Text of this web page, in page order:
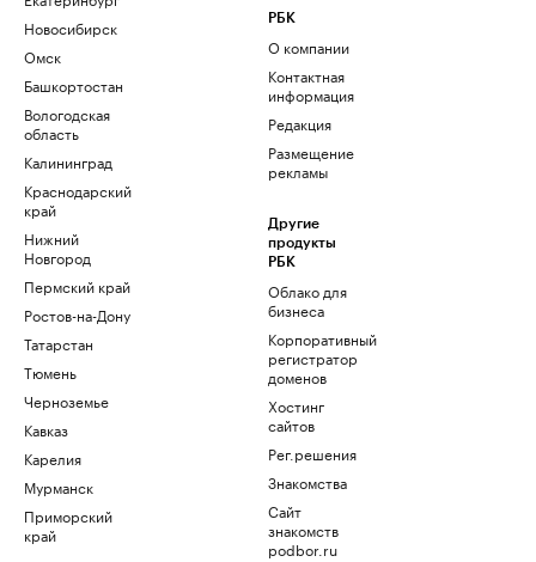
Новосибирск
Омск
Башкортостан
Вологодская
область
Калининград
Краснодарский
край
Нижний
Новгород
Пермский край
Ростов-на-Дону
Татарстан
Тюмень
Черноземье
Кавказ
Карелия
Мурманск
Приморский
край
РБК
О компании
Контактная
информация
Редакция
Размещение
рекламы
Другие
продукты
РБК
Облако для
бизнеса
Корпоративный
регистратор
доменов
Хостинг
сайтов
Рег.решения
Знакомства
Сайт
знакомств
podbor.ru